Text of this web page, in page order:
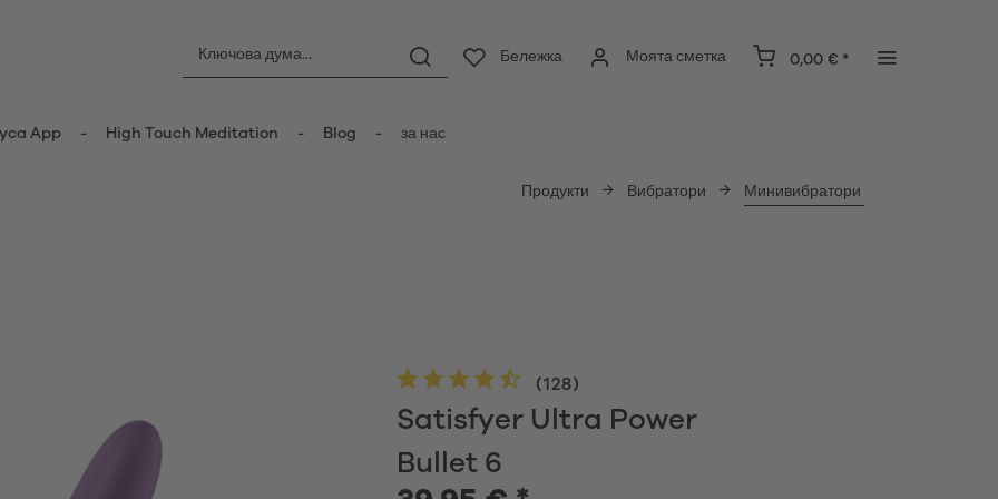
Бележка Моята сметка 0,00 € *
App High Touch Meditation Blog за нас
тип „заек“
Vibrators
Менструални чаши
Продукти Вибратори Минивибратори
Satisfyer Ultra Power
Bullet 6
(128)